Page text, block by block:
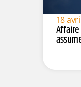
18
Affaire